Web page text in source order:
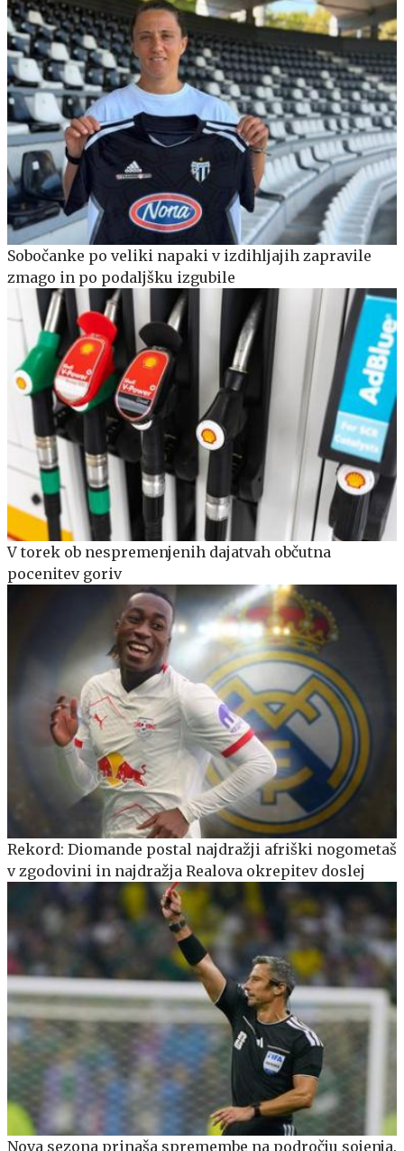
Sobočanke po veliki napaki v izdihljajih zapravile
zmago in po podaljšku izgubile
V torek ob nespremenjenih dajatvah občutna
pocenitev goriv
Rekord: Diomande postal najdražji afriški nogometaš
v zgodovini in najdražja Realova okrepitev doslej
Nova sezona prinaša spremembe na področju sojenja.